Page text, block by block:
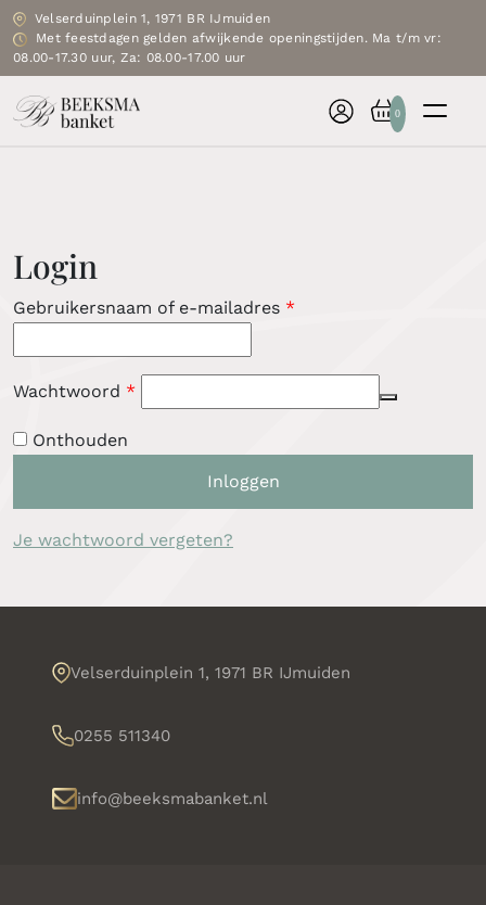
Velserduinplein 1, 1971 BR IJmuiden
Met feestdagen gelden afwijkende openingstijden. Ma t/m vr:
08.00-17.30 uur, Za: 08.00-17.00 uur
0
Login
Gebruikersnaam of e-mailadres *Vereist
Wachtwoord *Vereist
Onthouden
Inloggen
Je wachtwoord vergeten?
Velserduinplein 1, 1971 BR IJmuiden
0255 511340
info@beeksmabanket.nl